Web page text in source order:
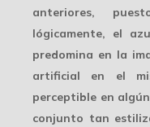
anteriores,
lógicamente, el
predomina en la
artificial en el
perceptible en
conjunto tan